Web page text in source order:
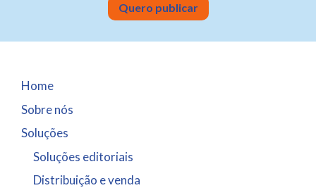
Quero publicar
Home
Sobre nós
Soluções
Soluções editoriais
Distribuição e venda